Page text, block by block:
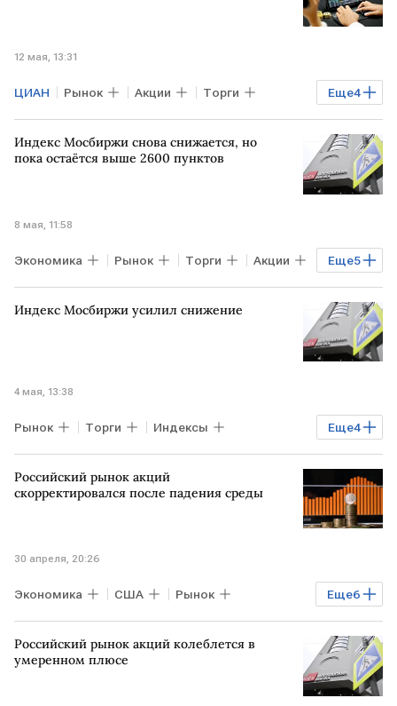
12 мая, 13:31
Еще4
ЦИАН Рынок Акции Торги
ЕВРОПА Богдан Зварич Мосбиржа
Газпром
Индекс Мосбиржи снова снижается, но
пока остаётся выше 2600 пунктов
8 мая, 11:58
Еще5
Экономика Рынок Торги Акции
РОСТОВ-НА-ДОНУ Евгений Локтюхов
Индекс Мосбиржи усилил снижение
4 мая, 13:38
Еще4
Рынок Торги Индексы
Евгений Локтюхов Мосбиржа
Лукойл "Лента"
Российский рынок акций
скорректировался после падения среды
30 апреля, 20:26
Еще6
Экономика США Рынок
Мосбиржа Дональд Трамп
Владимир Путин
Российский рынок акций колеблется в
умеренном плюсе